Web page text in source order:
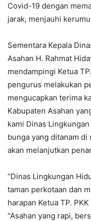
Covid-19 dengan
jarak, menjauhi
Sementara Kepala
Asahan H. Rahmat
mendampingi Ketua
pengurus melakukan
mengucapkan terima
Kabupaten Asahan
kami Dinas
bunga yang ditanam di
akan melanjutkan
“Dinas Lingkungan
taman perkotaan dan
harapan Ketua TP.
“Asahan yang rapi,